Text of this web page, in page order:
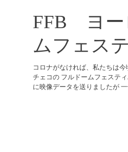
FFB ヨー
ムフェス
コロナがなければ、私たちは今頃、 世界21か国からプラネタリウム関係者が集う ヨーロ
チェコの フルドームフェスティバルに LIFEいのちの上映のために行っている日でした。 先日、無事
に